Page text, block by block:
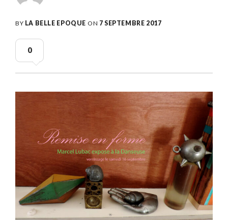
BY LA BELLE EPOQUE ON 7 SEPTEMBRE 2017
0